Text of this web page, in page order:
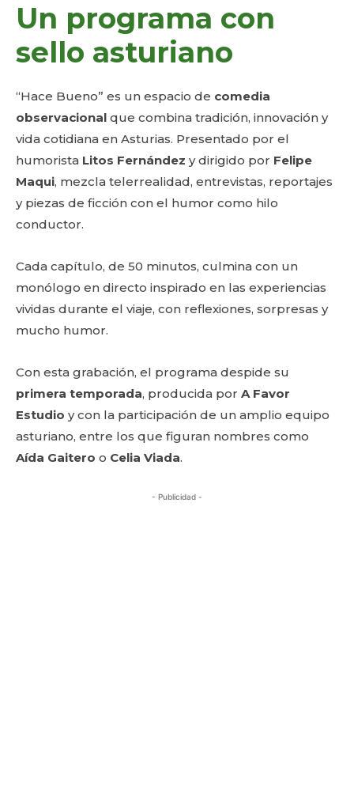
Un programa con
sello asturiano
“Hace Bueno” es un espacio de comedia
observacional que combina tradición, innovación y
vida cotidiana en Asturias. Presentado por el
humorista Litos Fernández y dirigido por Felipe
Maqui, mezcla telerrealidad, entrevistas, reportajes
y piezas de ficción con el humor como hilo
conductor.
Cada capítulo, de 50 minutos, culmina con un
monólogo en directo inspirado en las experiencias
vividas durante el viaje, con reflexiones, sorpresas y
mucho humor.
Con esta grabación, el programa despide su
primera temporada, producida por A Favor
Estudio y con la participación de un amplio equipo
asturiano, entre los que figuran nombres como
Aída Gaitero o Celia Viada.
- Publicidad -